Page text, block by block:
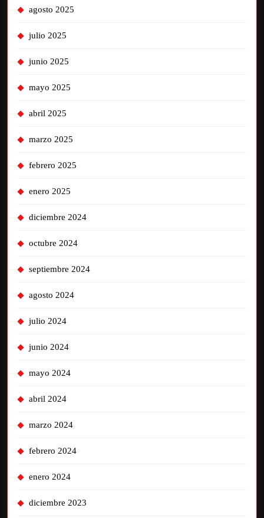
agosto 2025
julio 2025
junio 2025
mayo 2025
abril 2025
marzo 2025
febrero 2025
enero 2025
diciembre 2024
octubre 2024
septiembre 2024
agosto 2024
julio 2024
junio 2024
mayo 2024
abril 2024
marzo 2024
febrero 2024
enero 2024
diciembre 2023